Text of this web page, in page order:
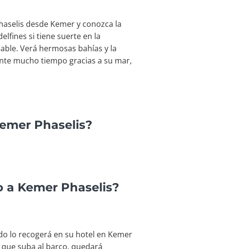
desde Kemer y conozca la
si tiene suerte en la
Verá hermosas bahías y la
mucho tiempo gracias a su mar,
Phaselis?
Kemer Phaselis?
lo recogerá en su hotel en Kemer
suba al barco, quedará